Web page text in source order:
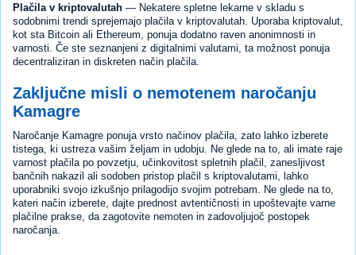
Plačila v kriptovalutah — Nekatere spletne lekarne v skladu s
sodobnimi trendi sprejemajo plačila v kriptovalutah. Uporaba kriptovalut,
kot sta Bitcoin ali Ethereum, ponuja dodatno raven anonimnosti in
varnosti. Če ste seznanjeni z digitalnimi valutami, ta možnost ponuja
decentraliziran in diskreten način plačila.
Zaključne misli o nemotenem naročanju
Kamagre
Naročanje Kamagre ponuja vrsto načinov plačila, zato lahko izberete
tistega, ki ustreza vašim željam in udobju. Ne glede na to, ali imate raje
varnost plačila po povzetju, učinkovitost spletnih plačil, zanesljivost
bančnih nakazil ali sodoben pristop plačil s kriptovalutami, lahko
uporabniki svojo izkušnjo prilagodijo svojim potrebam. Ne glede na to,
kateri način izberete, dajte prednost avtentičnosti in upoštevajte varne
plačilne prakse, da zagotovite nemoten in zadovoljujoč postopek
naročanja.